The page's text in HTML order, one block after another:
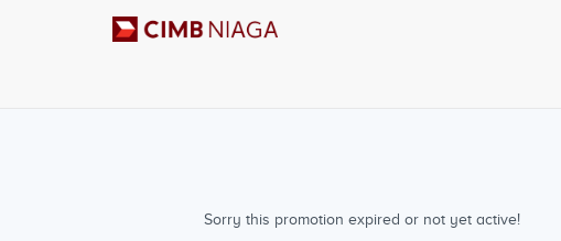
Sorry this promotion expired or not yet active!